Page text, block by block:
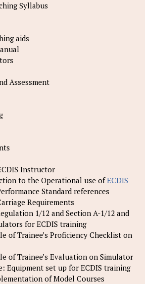
Syllabus
aids
Assessment
Instructor
to the Operational use ofECDIS
Standard references
Requirements
1/12 and Section A-1/12 and
for ECDIS training
of Trainee’s Proficiency Checklist on
of Trainee’s Evaluation on Simulator
Equipment set up for ECDIS training
of Model Courses